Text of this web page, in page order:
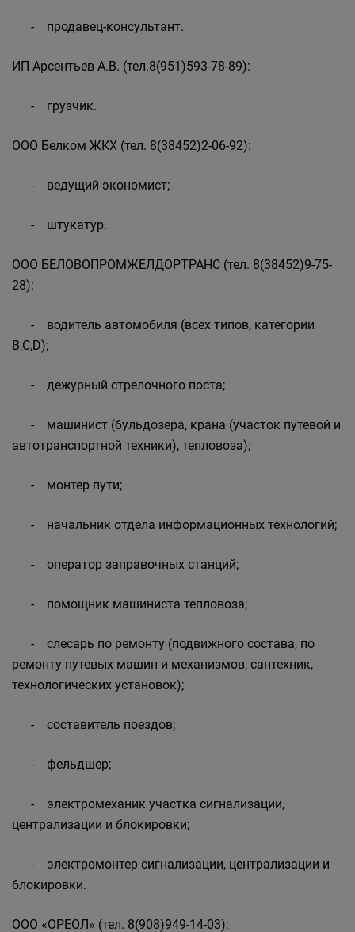
- продавец-консультант.
ИП Арсентьев А.В. (тел.8(951)593-78-89):
- грузчик.
ООО Белком ЖКХ (тел. 8(38452)2-06-92):
- ведущий экономист;
- штукатур.
ООО БЕЛОВОПРОМЖЕЛДОРТРАНС (тел. 8(38452)9-75-
28):
- водитель автомобиля (всех типов, категории
B,C,D);
- дежурный стрелочного поста;
- машинист (бульдозера, крана (участок путевой и
автотранспортной техники), тепловоза);
- монтер пути;
- начальник отдела информационных технологий;
- оператор заправочных станций;
- помощник машиниста тепловоза;
- слесарь по ремонту (подвижного состава, по
ремонту путевых машин и механизмов, сантехник,
технологических установок);
- составитель поездов;
- фельдшер;
- электромеханик участка сигнализации,
централизации и блокировки;
- электромонтер сигнализации, централизации и
блокировки.
ООО «ОРЕОЛ» (тел. 8(908)949-14-03):